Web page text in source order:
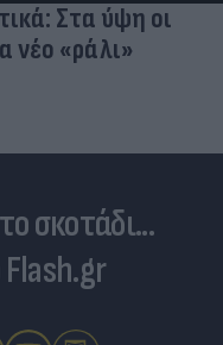
Στα ύψη οι
νέο «ράλι»
σκοτάδι...